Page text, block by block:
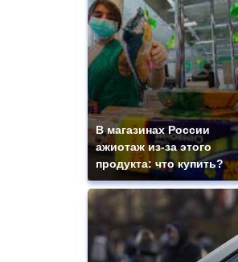
В магазинах России
ажиотаж из-за этого
продукта: что купить?